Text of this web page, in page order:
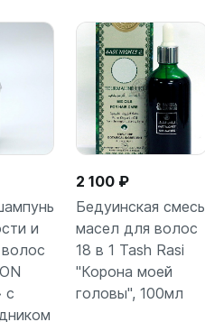
и
с
В корзину
2 100 ₽
Бедуинская смесь
масел для волос
18 в 1 Tash Rasi
"Корона моей
головы", 100мл